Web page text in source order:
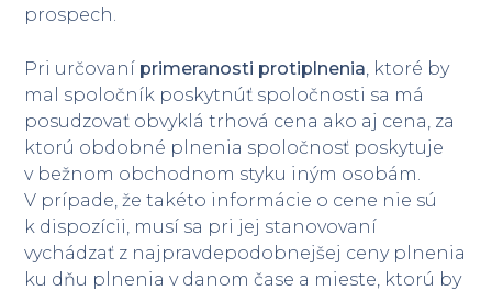
prospech.
Pri určovaní primeranosti protiplnenia, ktoré by
mal spoločník poskytnúť spoločnosti sa má
posudzovať obvyklá trhová cena ako aj cena, za
ktorú obdobné plnenia spoločnosť poskytuje
v bežnom obchodnom styku iným osobám.
V prípade, že takéto informácie o cene nie sú
k dispozícii, musí sa pri jej stanovovaní
vychádzať z najpravdepodobnejšej ceny plnenia
ku dňu plnenia v danom čase a mieste, ktorú by